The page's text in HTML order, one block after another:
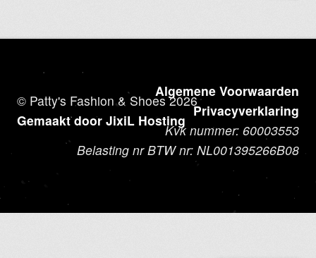
© Patty's Fashion & Shoes 2026
Gemaakt door JixiL Hosting
Algemene Voorwaarden
Privacyverklaring
Kvk nummer: 60003553
Belasting nr BTW nr: NL001395266B08